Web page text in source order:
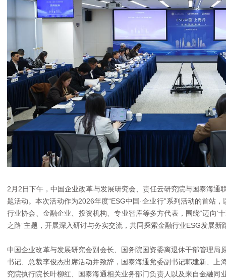
2月2日下午，中国企业改革与发展研究会、责任云研究院与国泰海
题活动。本次活动作为2026年度“ESG中国·企业行”系列活动的首站
行业协会、金融企业、投资机构、专业智库等多方代表，围绕“迈向‘
之路”主题，开展深入研讨与务实交流，共同探索金融行业ESG发展新
中国企业改革与发展研究会副会长、国务院国资委离退休干部管理局
书记、总裁李俊杰出席活动并致辞，国泰海通党委副书记韩建新、上
究院执行院长叶柳红、国泰海通相关业务部门负责人以及来自金融同